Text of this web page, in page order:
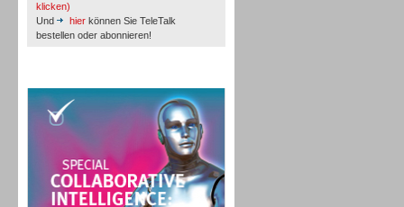
klicken)
Und
hier können Sie TeleTalk
bestellen oder abonnieren!
Personal